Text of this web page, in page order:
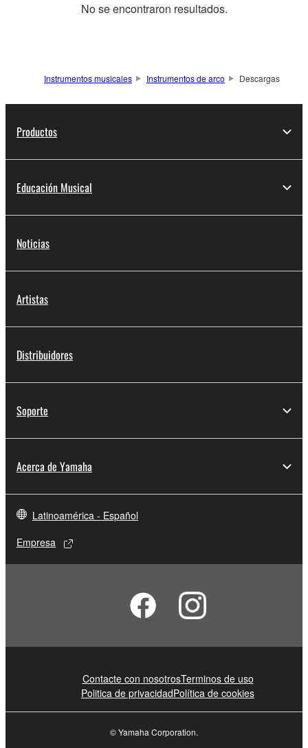
No se encontraron resultados.
Instrumentos musicales Instrumentos de arco Descargas
Productos
Educación Musical
Noticias
Artistas
Distribuidores
Soporte
Acerca de Yamaha
Latinoamérica - Español
Empresa
Contacte con nosotrosTerminos de uso
Politica de privacidadPolítica de cookies
© Yamaha Corporation.